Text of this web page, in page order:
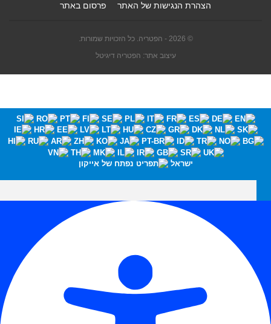
הצהרת הנגישות של האתר
פרסום באתר
© 2026 - הפטריה. כל הזכויות שמורות.
עיצוב אתר: הפטריה דיגיטל
ישראל